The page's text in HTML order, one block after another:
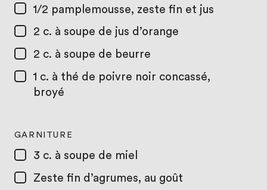
1/2 pamplemousse, zeste fin et jus
2 c. à soupe de jus d’orange
2 c. à soupe de beurre
1 c. à thé de poivre noir concassé,
broyé
GARNITURE
3 c. à soupe de miel
Zeste fin d’agrumes, au goût